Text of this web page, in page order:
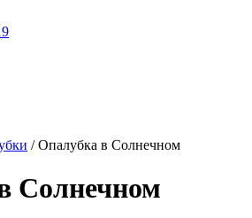
/Опалубка в Солнечном
Солнечном